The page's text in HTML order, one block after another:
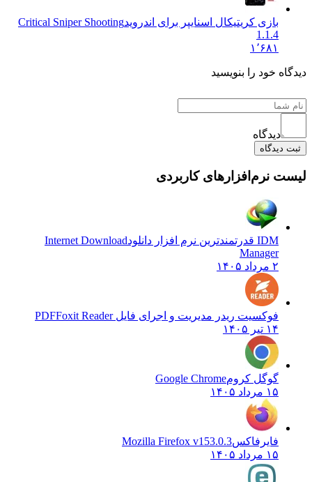
بازی کریتیکال اسنایپر برای اندرویدCritical Sniper Shooting
1.1.4
۱٬۶۸۱
دیدگاه خود را بنویسید
دیدگاه
ثبت دیدگاه
لیست نرم‌افزارهای کاربردی
IDM قدرتمندترین نرم افزار دانلود
Internet Download
Manager
۲ مرداد ۱۴۰۵
فوکسیت ریدر مدیریت و اجرای فایل PDFFoxit Reader
۱۴ تیر ۱۴۰۵
گوگل کرومGoogle Chrome
۱۵ مرداد ۱۴۰۵
فایرفاکسMozilla Firefox v153.0.3
۱۵ مرداد ۱۴۰۵